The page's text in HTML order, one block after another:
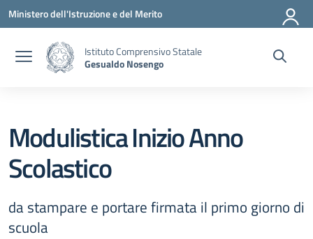
Vai ai contenuti
Vai al menu di navigazione
Vai al footer
Ministero dell'Istruzione e del Merito
Istituto Comprensivo Statale
Gesualdo Nosengo
Modulistica Inizio Anno
Scolastico
da stampare e portare firmata il primo giorno di
scuola